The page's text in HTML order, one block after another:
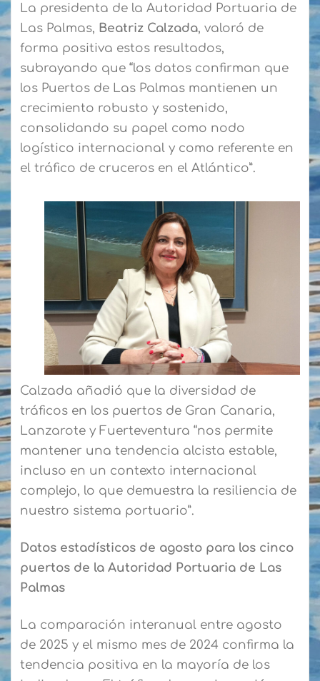
La presidenta de la Autoridad Portuaria de
Las Palmas, Beatriz Calzada, valoró de
forma positiva estos resultados,
subrayando que “los datos confirman que
los Puertos de Las Palmas mantienen un
crecimiento robusto y sostenido,
consolidando su papel como nodo
logístico internacional y como referente en
el tráfico de cruceros en el Atlántico”.
Calzada añadió que la diversidad de
tráficos en los puertos de Gran Canaria,
Lanzarote y Fuerteventura “nos permite
mantener una tendencia alcista estable,
incluso en un contexto internacional
complejo, lo que demuestra la resiliencia de
nuestro sistema portuario”.
Datos estadísticos de agosto para los cinco
puertos de la Autoridad Portuaria de Las
Palmas
La comparación interanual entre agosto
de 2025 y el mismo mes de 2024 confirma la
tendencia positiva en la mayoría de los